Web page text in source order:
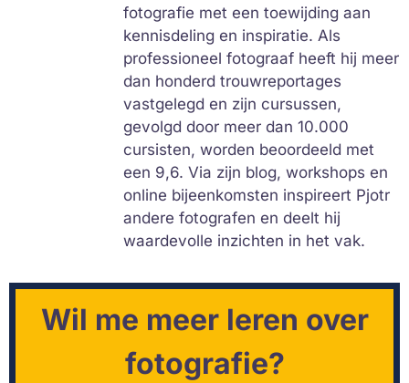
fotografie met een toewijding aan
kennisdeling en inspiratie. Als
professioneel fotograaf heeft hij meer
dan honderd trouwreportages
vastgelegd en zijn cursussen,
gevolgd door meer dan 10.000
cursisten, worden beoordeeld met
een 9,6. Via zijn blog, workshops en
online bijeenkomsten inspireert Pjotr
andere fotografen en deelt hij
waardevolle inzichten in het vak.
Wil me meer leren over
fotografie?